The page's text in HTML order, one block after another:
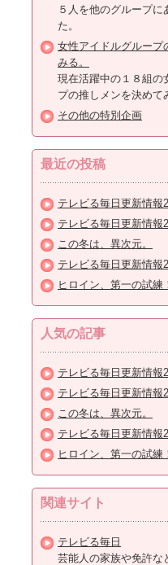
５人を他のグループに
た。
女性アイドルグループ
みる。
現在活躍中の１８組の
プの推しメンを決めて
その他の特別企画
最近の投稿
テレビる毎日更新情報
テレビる毎日更新情報
この冬は、異次元。
テレビる毎日更新情報
ヒロイン、第一の試練
人気の記事
テレビる毎日更新情報
テレビる毎日更新情報
この冬は、異次元。
テレビる毎日更新情報
ヒロイン、第一の試練
関連サイト
テレビる毎日
芸能人の家族や免許な